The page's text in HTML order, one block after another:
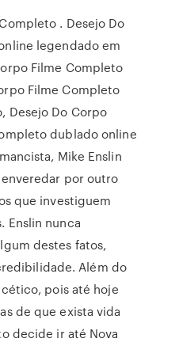
. Desejo Do
legendado em
Filme Completo
Filme Completo
Desejo Do Corpo
dublado online
Mike Enslin
enveredar por outro
que investiguem
Enslin nunca
destes fatos,
Além do
pois até hoje
de que exista vida
decide ir até Nova